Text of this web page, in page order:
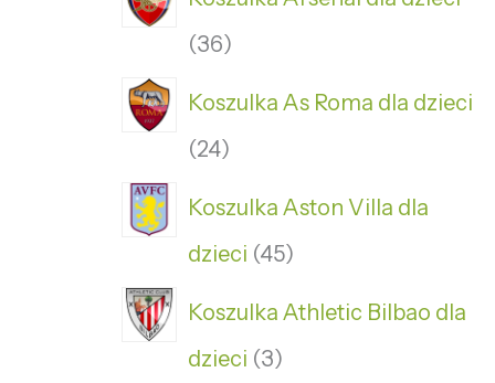
36
Koszulka As Roma dla dzieci
24
Koszulka Aston Villa dla
dzieci 45
Koszulka Athletic Bilbao dla
dzieci 3